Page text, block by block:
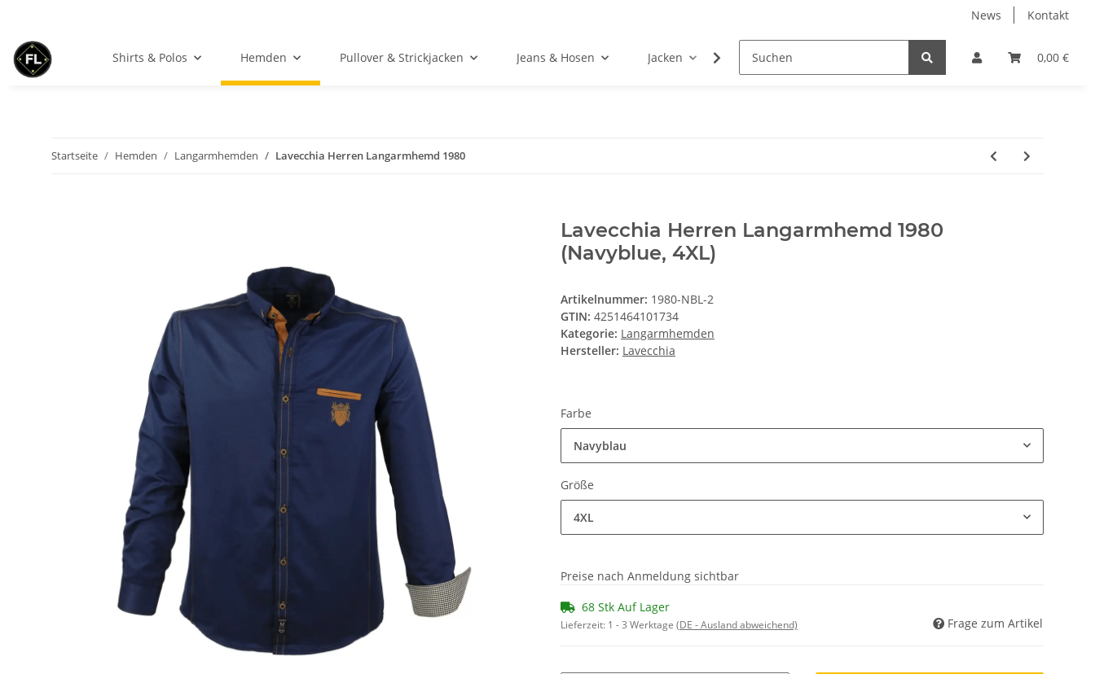
News Kontakt
0,00 €
Shirts & Polos Hemden Pullover & Strickjacken Jeans & Hosen Jacken Trainingsanzüge Accessoires
Startseite Hemden Langarmhemden Lavecchia Herren Langarmhemd 1980
Lavecchia Herren Langarmhemd 1980
(Navyblue, 4XL)
Artikelnummer: 1980-NBL-2
GTIN: 4251464101734
Kategorie: Langarmhemden
Hersteller: Lavecchia
Farbe
Navyblau
Größe
4XL
Preise nach Anmeldung sichtbar
68 Stk Auf Lager
Lieferzeit: 1 - 3 Werktage (DE - Ausland abweichend) Frage zum Artikel